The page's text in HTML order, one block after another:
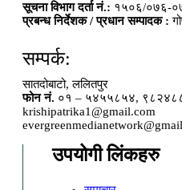
सूचना विभाग दर्ता नं.: १५०६/०७६-
प्रबन्ध निर्देशक / प्रधान सम्पादक :
सम्पर्क:
सातदोबाटो, ललितपुर
फोन नं. ०१ – ५४५५८५४,
krishipatrika1@gmail.com
उपयोगी लिंकहरु